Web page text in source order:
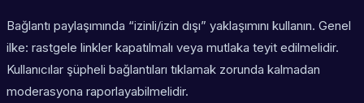
Bağlantı paylaşımında “izinli/izin dışı” yaklaşımını kullanın. Genel
ilke: rastgele linkler kapatılmalı veya mutlaka teyit edilmelidir.
Kullanıcılar şüpheli bağlantıları tıklamak zorunda kalmadan
moderasyona raporlayabilmelidir.